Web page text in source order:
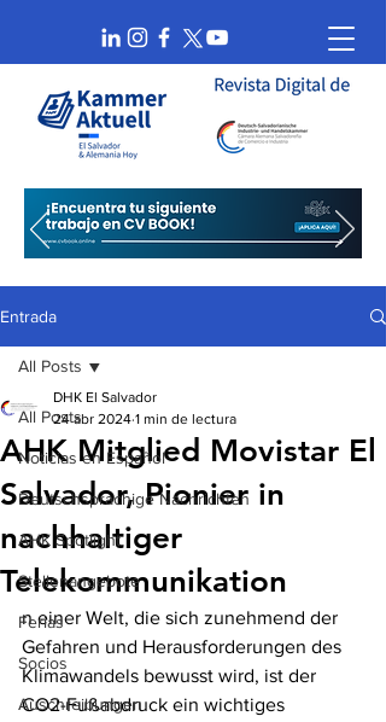
Entrada
All Posts
Noticias en Español
Deutschsprachige Nachrichten
AHK Spotlight
Stellenangebote
Ferias
Socios
Auschreibungen
All Posts
AHK Mitglied Movistar El
Salvador, Pionier in
nachhaltiger
Telekommunikation
DHK El Salvador
24 abr 2024 1 min de lectura
n einer Welt, die sich zunehmend der
Gefahren und Herausforderungen des
Klimawandels bewusst wird, ist der
CO2-Fußabdruck ein wichtiges